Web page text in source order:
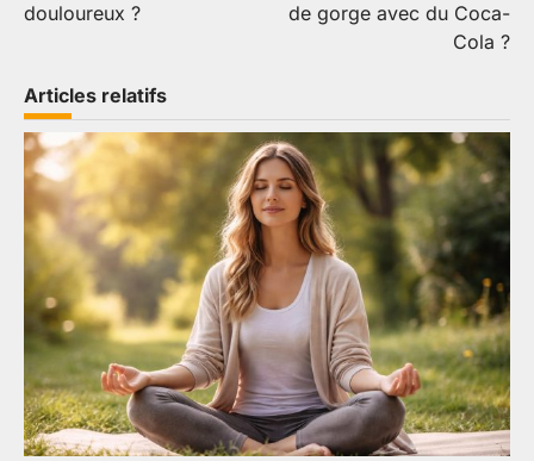
douloureux ?
de gorge avec du Coca-
Cola ?
Articles relatifs